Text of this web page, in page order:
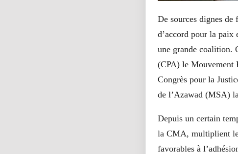
De sources dignes
d’accord pour la paix
une grande coalition.
(CPA) le Mouvement
Congrès pour la
de l’Azawad (MSA)
Depuis un certain
la CMA, multiplient
favorables à